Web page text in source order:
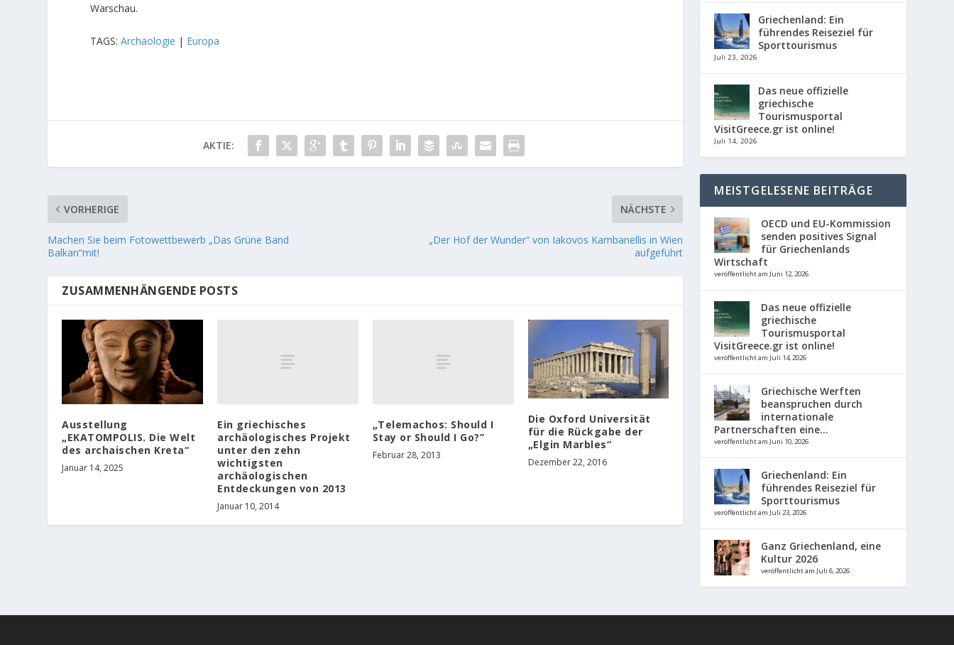
Warschau.
TAGS:Archäologie | Europa
AKTIE:
VORHERIGE
Machen Sie beim Fotowettbewerb „Das Grüne Band
Balkan“mit!
NÄCHSTE
„Der Hof der Wunder“ von Iakovos Kambanellis in Wien
aufgeführt
ZUSAMMENHÄNGENDE POSTS
Ausstellung
„EKATOMPOLIS. Die Welt
des archaischen Kreta“
Januar 14, 2025
Ein griechisches
archäologisches Projekt
unter den zehn
wichtigsten
archäologischen
Entdeckungen von 2013
Januar 10, 2014
„Telemachos: Should I
Stay or Should I Go?”
Februar 28, 2013
Die Oxford Universität
für die Rückgabe der
„Elgin Marbles“
Dezember 22, 2016
Griechenland: Ein
führendes Reiseziel für
Sporttourismus
Juli 23, 2026
Das neue offizielle
griechische
Tourismusportal
VisitGreece.gr ist online!
Juli 14, 2026
MEISTGELESENE BEITRÄGE
OECD und EU-Kommission
senden positives Signal
für Griechenlands
Wirtschaft
veröffentlicht am Juni 12, 2026
Das neue offizielle
griechische
Tourismusportal
VisitGreece.gr ist online!
veröffentlicht am Juli 14, 2026
Griechische Werften
beanspruchen durch
internationale
Partnerschaften eine...
veröffentlicht am Juni 10, 2026
Griechenland: Ein
führendes Reiseziel für
Sporttourismus
veröffentlicht am Juli 23, 2026
Ganz Griechenland, eine
Kultur 2026
veröffentlicht am Juli 6, 2026